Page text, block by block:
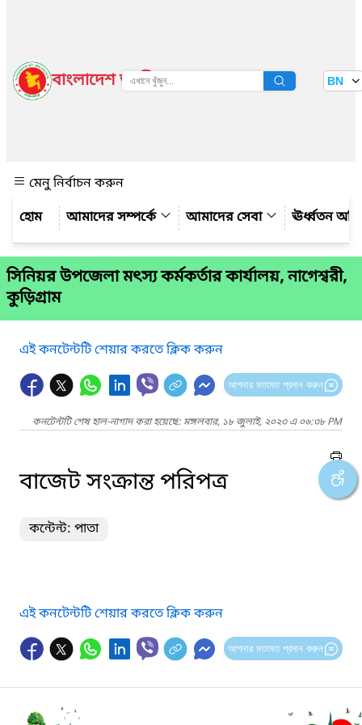
বাংলাদেশ জাতীয় তথ্য বাতায়ন BN
মেনু নির্বাচন করুন
আমাদের সম্পর্কে
আমাদের সেবা ঊর্ধ্বতন
সিনিয়র উপজেলা মৎস্য কর্মকর্তার কার্যালয়, নাগেশ্বরী,
কুড়িগ্রাম
এই কনটেন্টটি শেয়ার করতে ক্লিক করুন
আপনার মতামত প্রদান করুন
কনটেন্টটি শেষ হাল-নাগাদ করা হয়েছে: মঙ্গলবার, ১৮ জুলাই, ২০২৩ এ ০৬:৩৮ PM
বাজেট সংক্রান্ত পরিপত্র
কন্টেন্ট: পাতা
এই কনটেন্টটি শেয়ার করতে ক্লিক করুন
আপনার মতামত প্রদান করুন